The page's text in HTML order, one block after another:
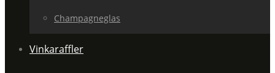
Champagneglas
Vinkaraffler